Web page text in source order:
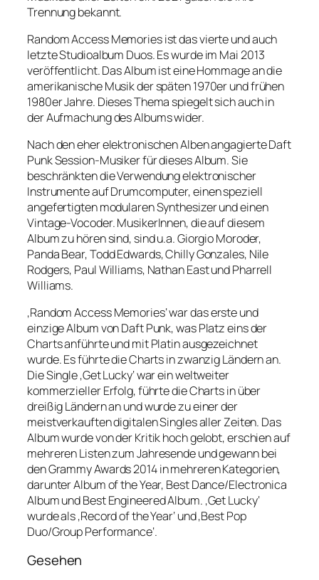
Trennung bekannt.
Random Access Memories ist das vierte und auch
letzte Studioalbum Duos. Es wurde im Mai 2013
veröffentlicht. Das Album ist eine Hommage an die
amerikanische Musik der späten 1970er und frühen
1980er Jahre. Dieses Thema spiegelt sich auch in
der Aufmachung des Albums wider.
Nach den eher elektronischen Alben angagierte Daft
Punk Session-Musiker für dieses Album. Sie
beschränkten die Verwendung elektronischer
Instrumente auf Drumcomputer, einen speziell
angefertigten modularen Synthesizer und einen
Vintage-Vocoder. MusikerInnen, die auf diesem
Album zu hören sind, sind u.a. Giorgio Moroder,
Panda Bear, Todd Edwards, Chilly Gonzales, Nile
Rodgers, Paul Williams, Nathan East und Pharrell
Williams.
‚Random Access Memories‘ war das erste und
einzige Album von Daft Punk, was Platz eins der
Charts anführte und mit Platin ausgezeichnet
wurde. Es führte die Charts in zwanzig Ländern an.
Die Single ‚Get Lucky‘ war ein weltweiter
kommerzieller Erfolg, führte die Charts in über
dreißig Ländern an und wurde zu einer der
meistverkauften digitalen Singles aller Zeiten. Das
Album wurde von der Kritik hoch gelobt, erschien auf
mehreren Listen zum Jahresende und gewann bei
den Grammy Awards 2014 in mehreren Kategorien,
darunter Album of the Year, Best Dance/Electronica
Album und Best Engineered Album. ‚Get Lucky‘
wurde als ‚Record of the Year‘ und ‚Best Pop
Duo/Group Performance‘.
Gesehen